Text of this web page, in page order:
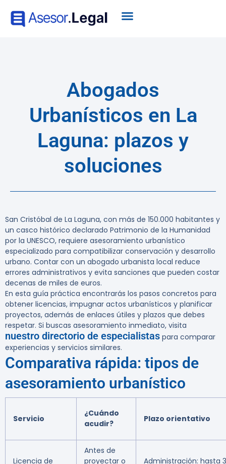
Abogados
Urbanísticos en La
Laguna: plazos y
soluciones
San Cristóbal de La Laguna, con más de 150.000 habitantes y
un casco histórico declarado Patrimonio de la Humanidad
por la UNESCO, requiere asesoramiento urbanístico
especializado para compatibilizar conservación y desarrollo
urbano. Contar con un abogado urbanista local reduce
errores administrativos y evita sanciones que pueden costar
decenas de miles de euros.
En esta guía práctica encontrarás los pasos concretos para
obtener licencias, impugnar actos urbanísticos y planificar
proyectos, además de enlaces útiles y plazos que debes
respetar. Si buscas asesoramiento inmediato, visita
nuestro directorio de especialistas para comparar
experiencias y servicios similares.
Comparativa rápida: tipos de
asesoramiento urbanístico
Servicio
¿Cuándo
acudir?
Plazo orientativo
Licencia de
Antes de
proyectar o
Administración: hasta 3